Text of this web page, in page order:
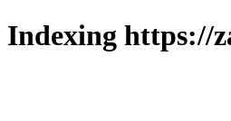
Indexing https://